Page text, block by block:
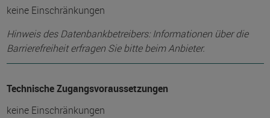
keine Einschränkungen
Hinweis des Datenbankbetreibers: Informationen über die
Barrierefreiheit erfragen Sie bitte beim Anbieter.
Technische Zugangsvoraussetzungen
keine Einschränkungen